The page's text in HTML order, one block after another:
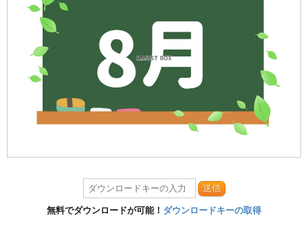
送信
無料でダウンロードが可能！ ダウンロードキーの取得